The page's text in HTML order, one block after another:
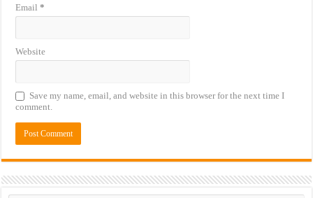
Email*
Website
Save my name, email, and website in this browser for the next time I
comment.